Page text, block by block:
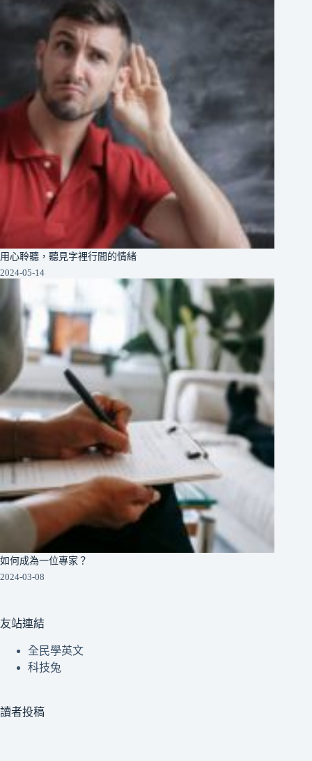
用心聆聽，聽見字裡行間的情緒
2024-05-14
如何成為一位專家？
2024-03-08
友站連結
全民學英文
科技兔
讀者投稿